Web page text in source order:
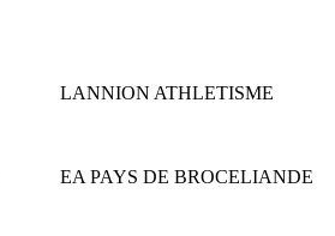
LANNION ATHLETISME
EA PAYS DE BROCELIANDE